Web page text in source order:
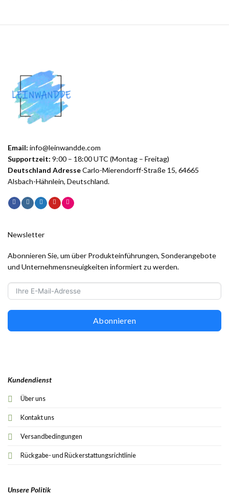
Email: info@leinwandde.com
Supportzeit: 9:00 – 18:00 UTC (Montag – Freitag)
Deutschland AdresseCarlo-Mierendorff-Straße 15, 64665
Alsbach-Hähnlein, Deutschland.
Kundendienst
Über uns
Kontakt uns
Versandbedingungen
Rückgabe- und Rückerstattungsrichtlinie
Unsere Politik
Newsletter
Abonnieren Sie, um über Produkteinführungen, Sonderangebote
und Unternehmensneuigkeiten informiert zu werden.
Abonnieren